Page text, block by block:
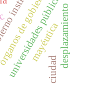
de gobierno
universidades públicas.
mayéuticadesplazamiento
ciudad